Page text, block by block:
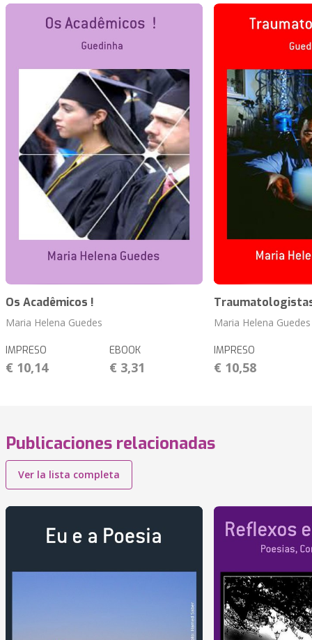
Os Acadêmicos !
Maria Helena Guedes
IMPRESO
€ 10,14
EBOOK
€ 3,31
Maria Helena Guedes
IMPRESO
€ 10,58
Publicaciones relacionadas
Ver la lista completa